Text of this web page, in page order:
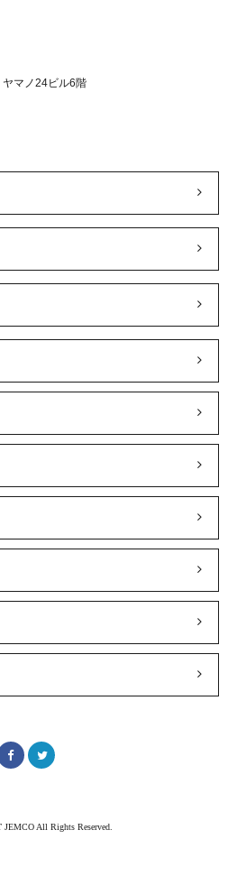
マノ24ビル6階
All Rights Reserved.